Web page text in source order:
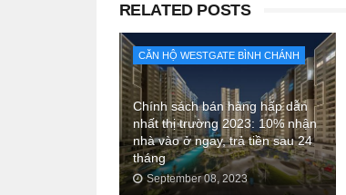
RELATED POSTS
CĂN HỘ WESTGATE BÌNH CHÁNH
Chính sách bán hàng hấp dẫn
nhất thị trường 2023: 10% nhận
nhà vào ở ngay, trả tiền sau 24
tháng
September 08, 2023